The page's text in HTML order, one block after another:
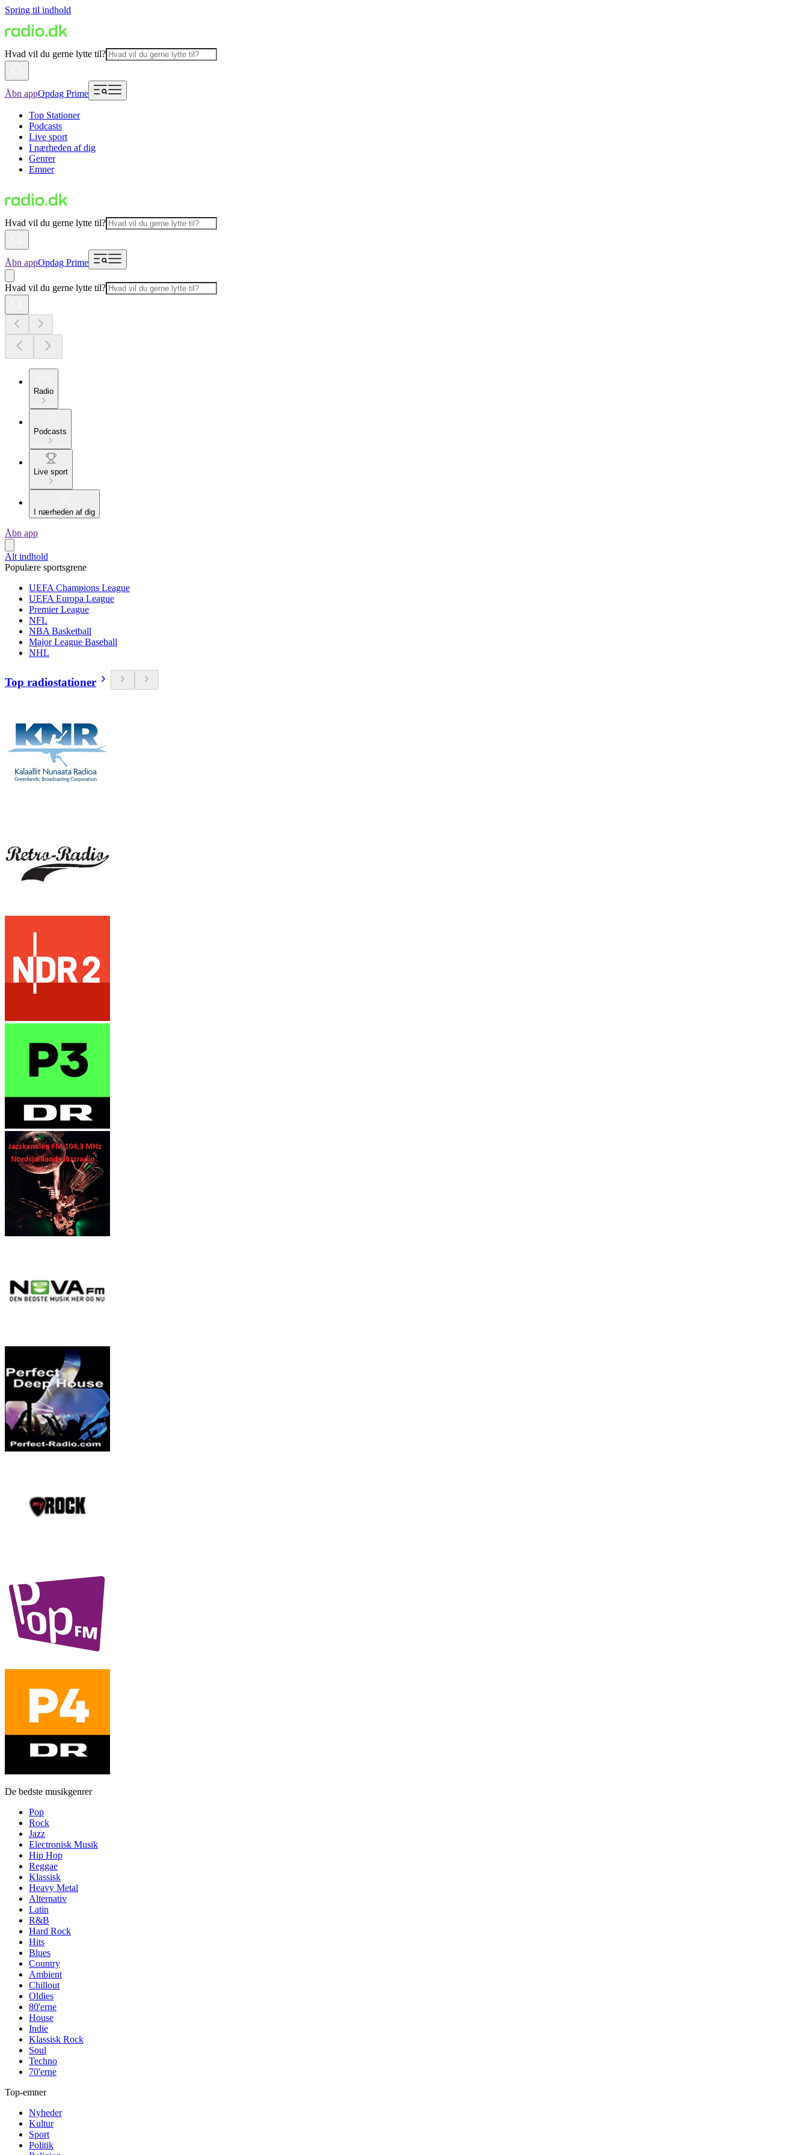
Spring til indhold
Hvad vil du gerne lytte til?
Åbn appOpdag Prime
Top Stationer
Podcasts
Live sport
I nærheden af dig
Genrer
Emner
Hvad vil du gerne lytte til?
Åbn appOpdag Prime
Hvad vil du gerne lytte til?
Radio
Podcasts
Live sport
I nærheden af dig
Åbn app
Alt indhold
Populære sportsgrene
UEFA Champions League
UEFA Europa League
Premier League
NFL
NBA Basketball
Major League Baseball
NHL
Top radiostationer
De bedste musikgenrer
Pop
Rock
Jazz
Electronisk Musik
Hip Hop
Reggae
Klassisk
Heavy Metal
Alternativ
Latin
R&B
Hard Rock
Hits
Blues
Country
Ambient
Chillout
Oldies
80'erne
House
Indie
Klassisk Rock
Soul
Techno
70'erne
Top-emner
Nyheder
Kultur
Sport
Politik